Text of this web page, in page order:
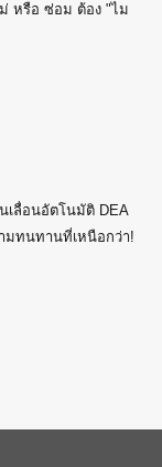
หรือ ซ่อม ต้อง "ไม
เลื่อนอัตโนมัติ DEA
มทนทานที่เหนือกว่า!